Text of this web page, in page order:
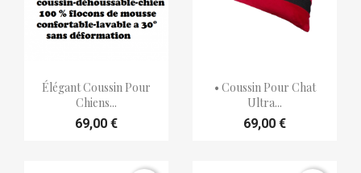
Aperçu rapide
Élégant Coussin Pour
Chiens...
69,00 €
Aperçu rapide
• Coussin Pour Chat
Ultra...
69,00 €